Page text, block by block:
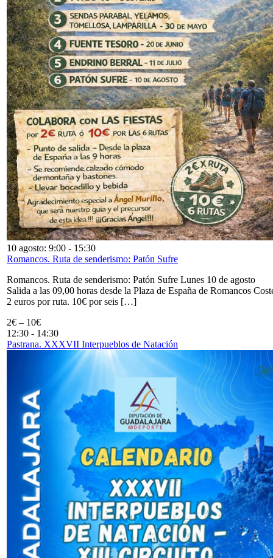
10 agosto: 9:00 - 15:30
Romancos. Ruta de senderismo: Patón Sufre
Romancos. Ruta de senderismo: Patón Sufre Lunes 10 de agosto
Salida a las 09,00 horas desde la Plaza de España de Romancos
2 euros por ruta. 10€ por seis […]
2€ – 10€
12:30 - 14:30
Pastrana. XXXVII Interpueblos de Natación